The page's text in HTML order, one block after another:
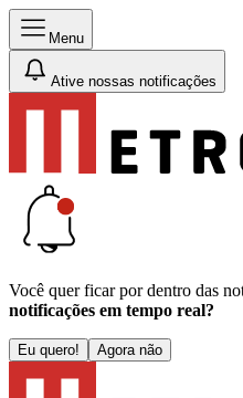
Menu
Ative nossas notificações
Você quer ficar por dentro das
notificações em tempo real?
Eu quero! Agora não